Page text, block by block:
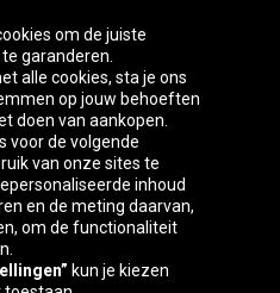
Deutschland Éire
om de juiste
garanderen.
alle cookies, sta je ons
op jouw behoeften
doen van aankopen.
voor de volgende
van onze sites te
inhoud
en de meting daarvan,
om de functionaliteit
kun je kiezen